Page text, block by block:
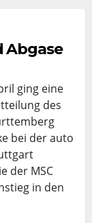
Abgase
ging eine
des
bei der auto
der MSC
in den